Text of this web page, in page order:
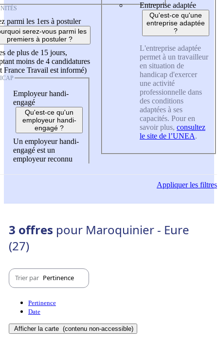
parmi les 1ers à postuler
serez-vous parmi les
premiers à postuler ?
de plus de 15 jours,
moins de 4 candidatures
France Travail est informé)
Employeur handi-
engagé
Qu'est-ce qu'un
employeur handi-
engagé ?
Un employeur handi-
engagé est un
employeur reconnu
Entreprise adaptée
Qu'est-ce qu'une
entreprise adaptée
?
L'entreprise adaptée
permet à un travailleur
en situation de
handicap d'exercer
une activité
professionnelle dans
des conditions
adaptées à ses
capacités. Pour en
savoir plus, consultez
le site de l’UNEA.
Appliquerles filtres
3 offres pour Maroquinier - Eure
(27)
Trier par Pertinence
Pertinence
Date
Afficher la carte (contenu non-accessible)